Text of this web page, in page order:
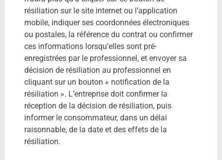
résiliation sur le site internet ou l’application
mobile, indiquer ses coordonnées électroniques
ou postales, la référence du contrat ou confirmer
ces informations lorsqu’elles sont pré-
enregistrées par le professionnel, et envoyer sa
décision de résiliation au professionnel en
cliquant sur un bouton « notification de la
résiliation ». L’entreprise doit confirmer la
réception de la décision de résiliation, puis
informer le consommateur, dans un délai
raisonnable, de la date et des effets de la
résiliation.